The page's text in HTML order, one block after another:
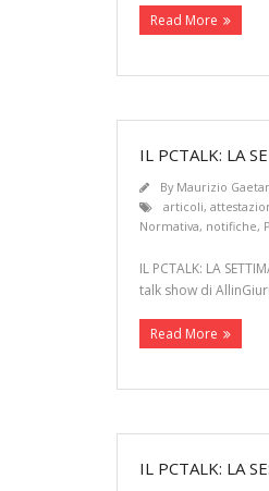
Read More
IL PCTALK: LA
By Maurizio
articoli,
Normativa, notifiche,
IL PCTALK: LA
talk show di
Read More
IL PCTALK: LA